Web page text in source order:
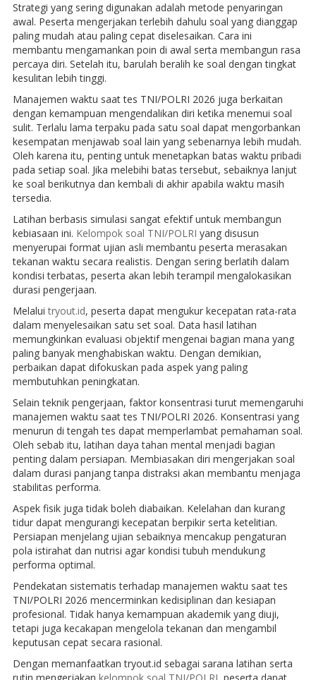
Strategi yang sering digunakan adalah metode penyaringan
awal. Peserta mengerjakan terlebih dahulu soal yang dianggap
paling mudah atau paling cepat diselesaikan. Cara ini
membantu mengamankan poin di awal serta membangun rasa
percaya diri. Setelah itu, barulah beralih ke soal dengan tingkat
kesulitan lebih tinggi.
Manajemen waktu saat tes TNI/POLRI 2026 juga berkaitan
dengan kemampuan mengendalikan diri ketika menemui soal
sulit. Terlalu lama terpaku pada satu soal dapat mengorbankan
kesempatan menjawab soal lain yang sebenarnya lebih mudah.
Oleh karena itu, penting untuk menetapkan batas waktu pribadi
pada setiap soal. Jika melebihi batas tersebut, sebaiknya lanjut
ke soal berikutnya dan kembali di akhir apabila waktu masih
tersedia.
Latihan berbasis simulasi sangat efektif untuk membangun
kebiasaan ini. Kelompok soal TNI/POLRI yang disusun
menyerupai format ujian asli membantu peserta merasakan
tekanan waktu secara realistis. Dengan sering berlatih dalam
kondisi terbatas, peserta akan lebih terampil mengalokasikan
durasi pengerjaan.
Melaluitryout.id, peserta dapat mengukur kecepatan rata-rata
dalam menyelesaikan satu set soal. Data hasil latihan
memungkinkan evaluasi objektif mengenai bagian mana yang
paling banyak menghabiskan waktu. Dengan demikian,
perbaikan dapat difokuskan pada aspek yang paling
membutuhkan peningkatan.
Selain teknik pengerjaan, faktor konsentrasi turut memengaruhi
manajemen waktu saat tes TNI/POLRI 2026. Konsentrasi yang
menurun di tengah tes dapat memperlambat pemahaman soal.
Oleh sebab itu, latihan daya tahan mental menjadi bagian
penting dalam persiapan. Membiasakan diri mengerjakan soal
dalam durasi panjang tanpa distraksi akan membantu menjaga
stabilitas performa.
Aspek fisik juga tidak boleh diabaikan. Kelelahan dan kurang
tidur dapat mengurangi kecepatan berpikir serta ketelitian.
Persiapan menjelang ujian sebaiknya mencakup pengaturan
pola istirahat dan nutrisi agar kondisi tubuh mendukung
performa optimal.
Pendekatan sistematis terhadap manajemen waktu saat tes
TNI/POLRI 2026 mencerminkan kedisiplinan dan kesiapan
profesional. Tidak hanya kemampuan akademik yang diuji,
tetapi juga kecakapan mengelola tekanan dan mengambil
keputusan cepat secara rasional.
Dengan memanfaatkan tryout.id sebagai sarana latihan serta